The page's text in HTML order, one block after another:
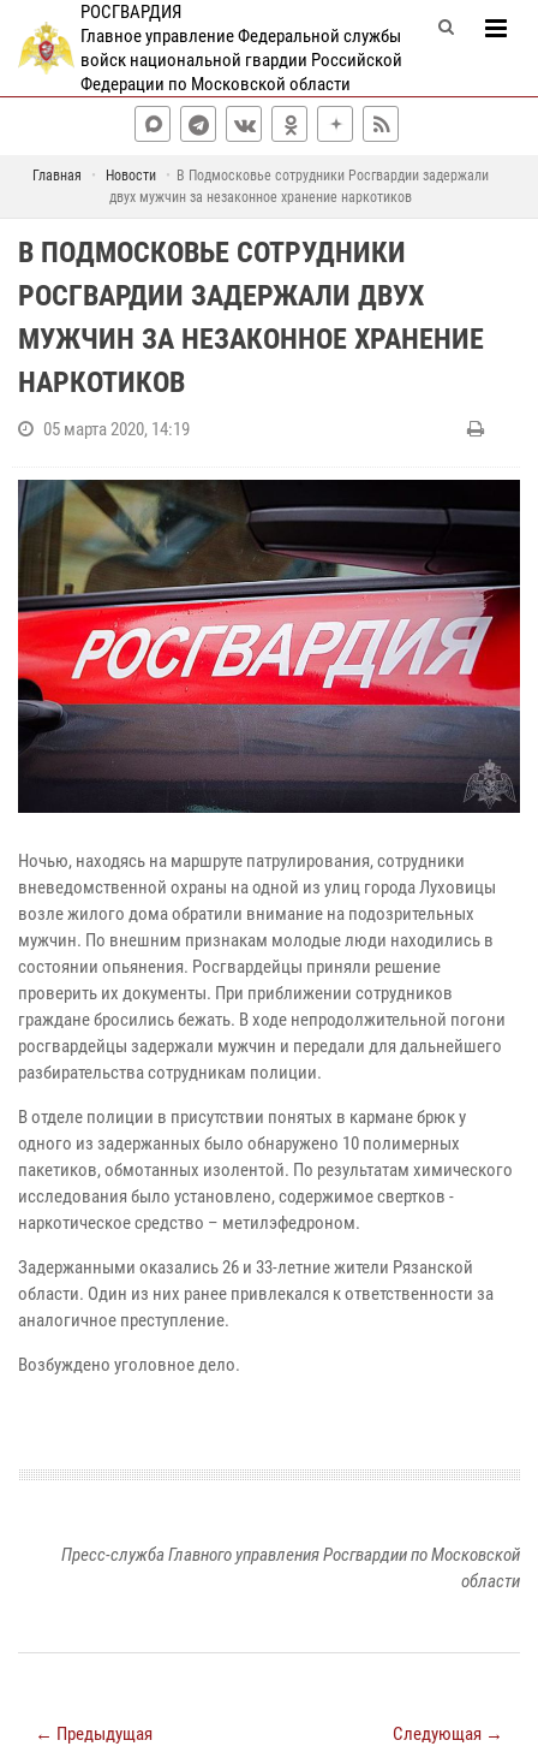
РОСГВАРДИЯ
Главное управление Федеральной службы
войск национальной гвардии Российской
Федерации по Московской области
Главная Новости
В Подмосковье сотрудники Росгвардии задержали
двух мужчин за незаконное хранение наркотиков
В ПОДМОСКОВЬЕ СОТРУДНИКИ
РОСГВАРДИИ ЗАДЕРЖАЛИ ДВУХ
МУЖЧИН ЗА НЕЗАКОННОЕ ХРАНЕНИЕ
НАРКОТИКОВ
05 марта 2020, 14:19
Ночью, находясь на маршруте патрулирования, сотрудники
вневедомственной охраны на одной из улиц города Луховицы
возле жилого дома обратили внимание на подозрительных
мужчин. По внешним признакам молодые люди находились в
состоянии опьянения. Росгвардейцы приняли решение
проверить их документы. При приближении сотрудников
граждане бросились бежать. В ходе непродолжительной погони
росгвардейцы задержали мужчин и передали для дальнейшего
разбирательства сотрудникам полиции.
В отделе полиции в присутствии понятых в кармане брюк у
одного из задержанных было обнаружено 10 полимерных
пакетиков, обмотанных изолентой. По результатам химического
исследования было установлено, содержимое свертков -
наркотическое средство – метилэфедроном.
Задержанными оказались 26 и 33-летние жители Рязанской
области. Один из них ранее привлекался к ответственности за
аналогичное преступление.
Возбуждено уголовное дело.
Пресс-служба Главного управления Росгвардии по Московской
области
← Предыдущая Следующая →